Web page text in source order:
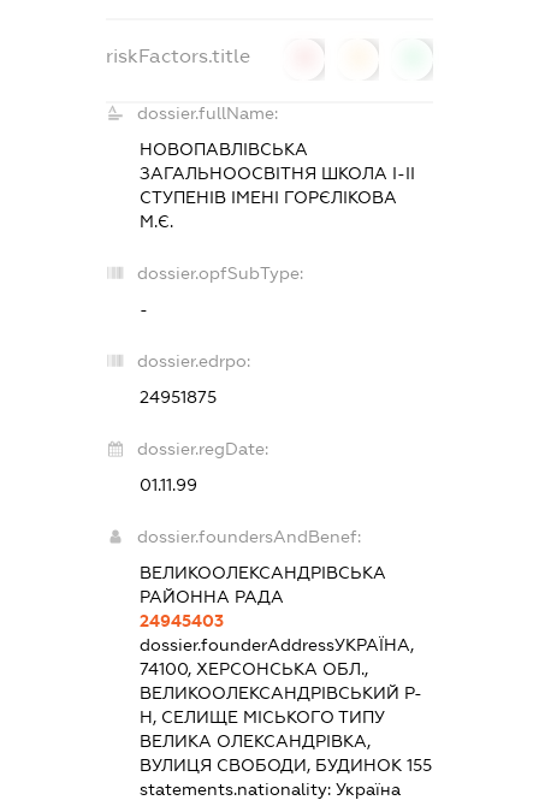
riskFactors.title
dossier.fullName:
НОВОПАВЛІВСЬКА
ЗАГАЛЬНООСВІТНЯ ШКОЛА І-ІІ
СТУПЕНІВ ІМЕНІ ГОРЄЛІКОВА
М.Є.
dossier.opfSubType:
-
dossier.edrpo:
24951875
dossier.regDate:
01.11.99
dossier.foundersAndBenef:
ВЕЛИКООЛЕКСАНДРІВСЬКА
РАЙОННА РАДА
24945403
dossier.founderAddressУКРАЇНА,
74100, ХЕРСОНСЬКА ОБЛ.,
ВЕЛИКООЛЕКСАНДРІВСЬКИЙ Р-
Н, СЕЛИЩЕ МІСЬКОГО ТИПУ
ВЕЛИКА ОЛЕКСАНДРІВКА,
ВУЛИЦЯ СВОБОДИ, БУДИНОК 155
statements.nationality: Україна